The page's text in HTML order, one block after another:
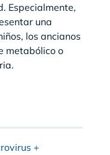
Especialmente,
una
los ancianos
metabólico o
+